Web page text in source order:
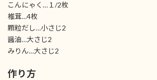
こんにゃく…１/2枚
椎茸…4枚
顆粒だし…小さじ2
醤油…大さじ2
みりん…大さじ2
作り方